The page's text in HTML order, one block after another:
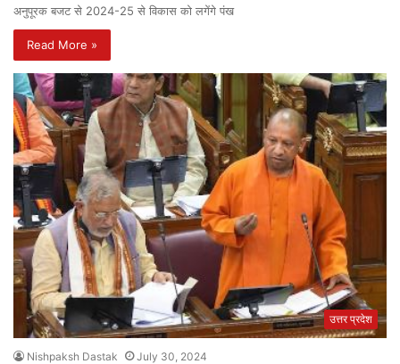
अनुपूरक बजट से 2024-25 से विकास को लगेंगे पंख
Read More »
उत्तर प्रदेश
Nishpaksh Dastak July 30, 2024